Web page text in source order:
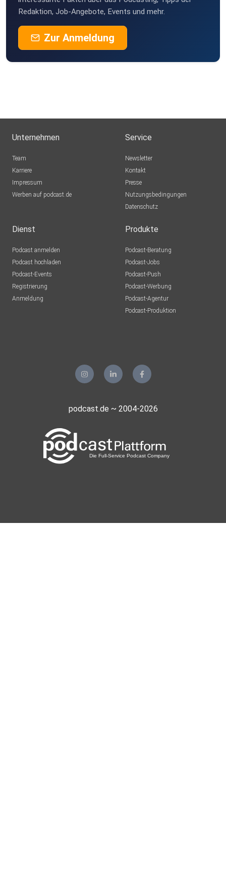
Redaktion, Job-Angebote, Events und mehr.
Zur Anmeldung
Unternehmen
Team
Karriere
Impressum
Werben auf podcast.de
Service
Newsletter
Kontakt
Presse
Nutzungsbedingungen
Datenschutz
Dienst
Podcast anmelden
Podcast hochladen
Podcast-Events
Registrierung
Anmeldung
Produkte
Podcast-Beratung
Podcast-Jobs
Podcast-Push
Podcast-Werbung
Podcast-Agentur
Podcast-Produktion
podcast.de ~ 2004-2026